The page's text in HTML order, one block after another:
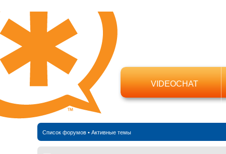
VIDEOCHAT
Список форумов• Активные темы